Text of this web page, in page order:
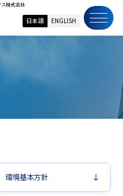
ス株式会社
日本語 ENGLISH
環境基本方針